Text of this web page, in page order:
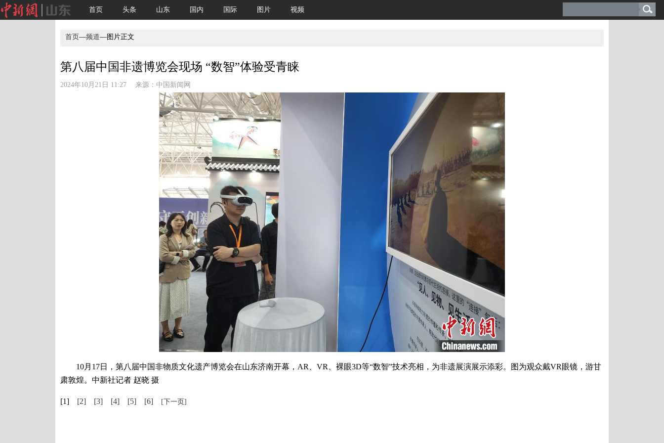
首页 头条 山东 国内 国际 图片 视频
首页—频道—图片正文
第八届中国非遗博览会现场 “数智”体验受青睐
2024年10月21日 11:27 来源： 中国新闻网
10月17日，第八届中国非物质文化遗产博览会在山东济南开幕，AR、VR、裸眼3D等“数智”技术亮相，为非遗展演展示添彩。图为观众戴VR眼镜，游甘
肃敦煌。中新社记者 赵晓 摄
[1] [2] [3] [4] [5] [6] [下一页]